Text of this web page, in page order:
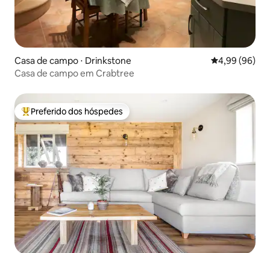
Casa de campo ⋅ Drinkstone 4,99 de uma
4,99 (96)
Casa de campo em Crabtree
Entre os melhores preferidos dos hóspedes
Preferido dos hóspedes